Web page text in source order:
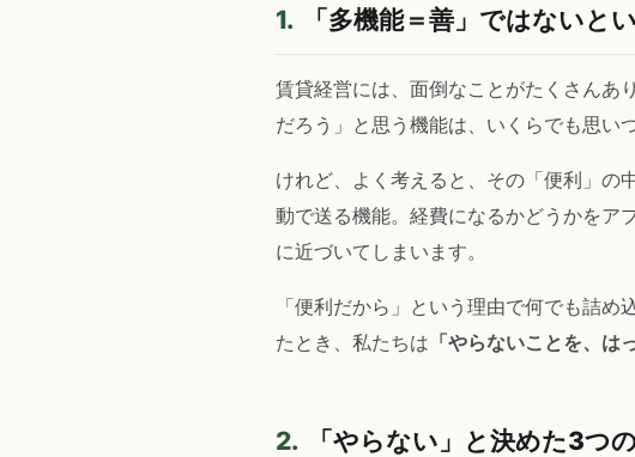
1. 「多機能＝善」ではないと
賃貸経営には、面倒なことがたくさんあ
だろう」と思う機能は、いくらでも思い
けれど、よく考えると、その「便利」の
動で送る機能。経費になるかどうかをア
に近づいてしまいます。
「便利だから」という理由で何でも詰め
たとき、私たちは 「やらないことを、は
2. 「やらない」と決めた3つ